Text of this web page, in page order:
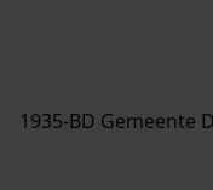
1935-BD